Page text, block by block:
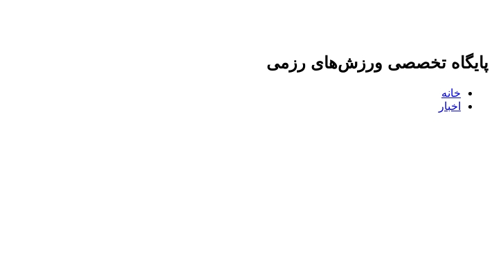
پایگاه تخصصی ورزش‌های رزمی
خانه
اخبار